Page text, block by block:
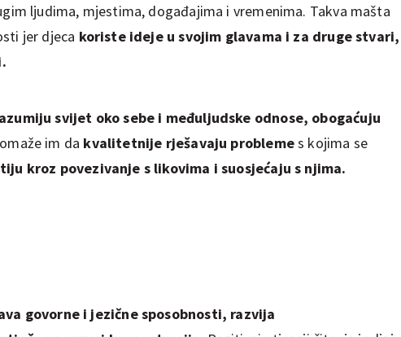
ljudima, mjestima, događajima i vremenima. Takva mašta
jer djeca koriste ideje u svojim glavama i za druge stvari,
svijet oko sebe i međuljudske odnose, obogaćuju
im da kvalitetnije rješavaju problemes kojima se
kroz povezivanje s likovima i suosjećaju s njima.
govorne i jezične sposobnosti, razvija